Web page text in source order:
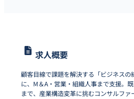
求人概要
顧客目線で課題を解決する「ビジネスの
に、M＆A・営業・組織人事まで支援。
まで、産業構造変革に挑むコンサルファ